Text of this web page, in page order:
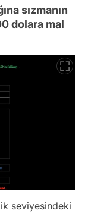
sızmanın
dolara mal
seviyesindeki